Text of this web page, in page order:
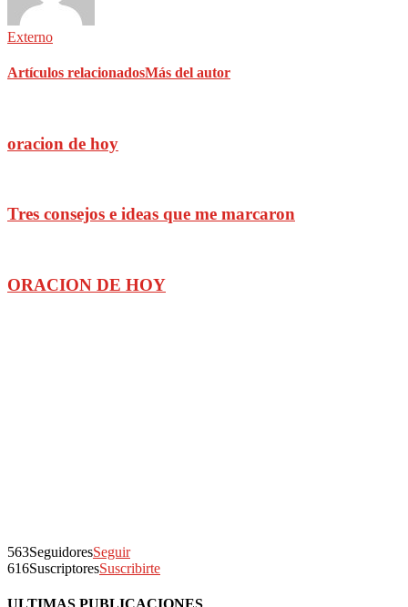
Externo
Artículos relacionadosMás del autor
oracion de hoy
Tres consejos e ideas que me marcaron
ORACION DE HOY
563SeguidoresSeguir
616SuscriptoresSuscribirte
ULTIMAS PUBLICACIONES